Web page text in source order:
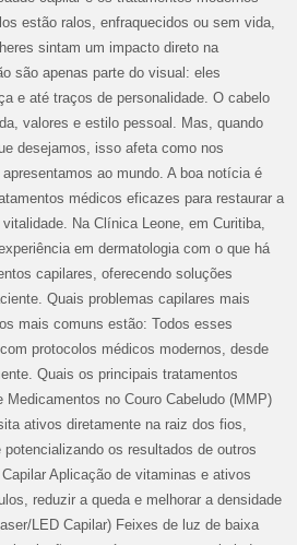
estão ralos, enfraquecidos ou sem vida,
sintam um impacto direto na
são apenas parte do visual: eles
e até traços de personalidade. O cabelo
valores e estilo pessoal. Mas, quando
desejamos, isso afeta como nos
ao mundo. A boa notícia é
médicos eficazes para restaurar a
Na Clínica Leone, em Curitiba,
em dermatologia com o que há
capilares, oferecendo soluções
Quais problemas capilares mais
mais comuns estão: Todos esses
protocolos médicos modernos, desde
Quais os principais tratamentos
no Couro Cabeludo (MMP)
ativos diretamente na raiz dos fios,
os resultados de outros
Aplicação de vitaminas e ativos
reduzir a queda e melhorar a densidade
LED Capilar) Feixes de luz de baixa